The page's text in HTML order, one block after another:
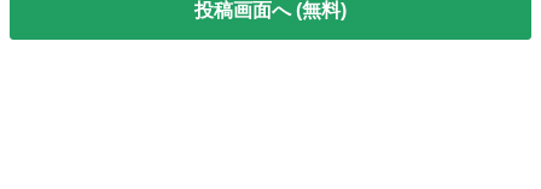
投稿画面へ (無料)